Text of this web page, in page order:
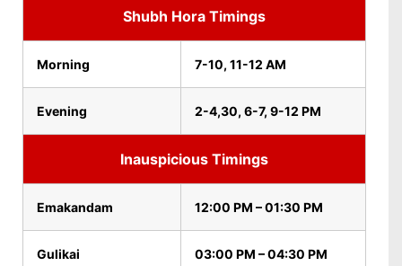
Shubh Hora Timings
Morning 7-10, 11-12 AM
Evening 2-4,30, 6-7, 9-12 PM
Inauspicious Timings
Emakandam 12:00 PM – 01:30 PM
Gulikai 03:00 PM – 04:30 PM